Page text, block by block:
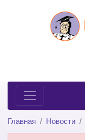
Главная Новости